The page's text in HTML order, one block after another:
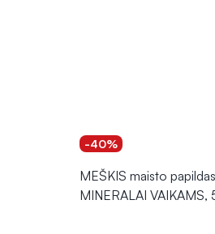
-40%
MEŠKIS maisto
MINERALAI VAIKAMS,